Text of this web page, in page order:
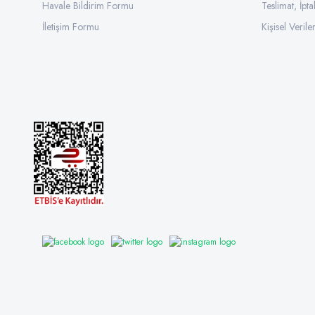
Havale Bildirim Formu
İletişim Formu
Teslimat,
Kişisel